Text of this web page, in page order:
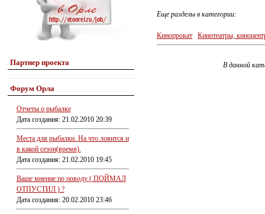
Партнер проекта
Форум Орла
Отчеты о рыбалке
Дата создания: 21.02.2010 20:39
Места для рыбалки. На что ловится и
в какой сезон(время).
Дата создания: 21.02.2010 19:45
Ваше мнение по поводу ( ПОЙМАЛ
ОТПУСТИЛ ) ?
Дата создания: 20.02.2010 23:46
Еще разделы в категории:
Кинопрокат Кинотеатры,
В данной